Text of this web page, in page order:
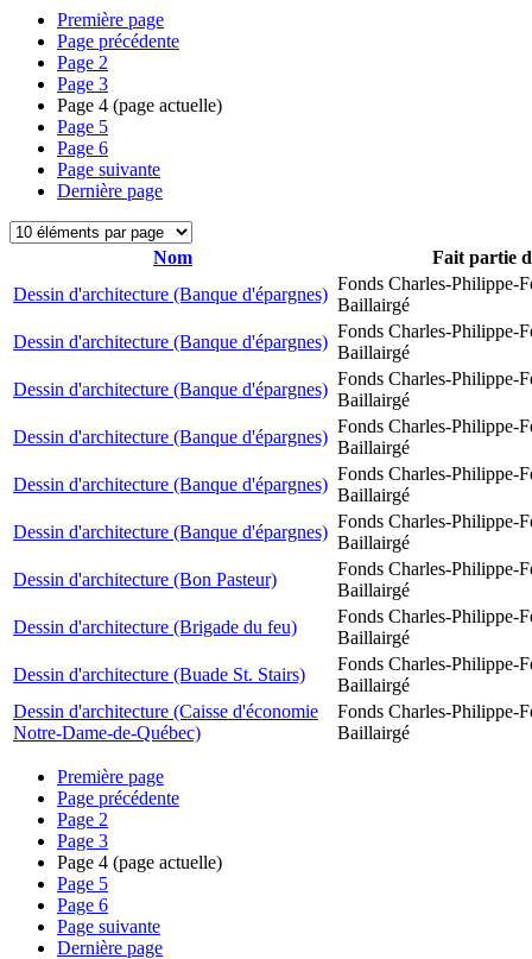
Première page
Page précédente
Page 2
Page 3
Page 4 (page actuelle)
Page 5
Page 6
Page suivante
Dernière page
Nom
Fait partie
Dessin d'architecture (Banque d'épargnes)
Fonds Charles-Philippe-
Baillairgé
Dessin d'architecture (Banque d'épargnes)
Fonds Charles-Philippe-
Baillairgé
Dessin d'architecture (Banque d'épargnes)
Fonds Charles-Philippe-
Baillairgé
Dessin d'architecture (Banque d'épargnes)
Fonds Charles-Philippe-
Baillairgé
Dessin d'architecture (Banque d'épargnes)
Fonds Charles-Philippe-
Baillairgé
Dessin d'architecture (Banque d'épargnes)
Fonds Charles-Philippe-
Baillairgé
Dessin d'architecture (Bon Pasteur)
Fonds Charles-Philippe-
Baillairgé
Dessin d'architecture (Brigade du feu)
Fonds Charles-Philippe-
Baillairgé
Dessin d'architecture (Buade St. Stairs)
Fonds Charles-Philippe-
Baillairgé
Dessin d'architecture (Caisse d'économie
Notre-Dame-de-Québec)
Fonds Charles-Philippe-
Baillairgé
Première page
Page précédente
Page 2
Page 3
Page 4 (page actuelle)
Page 5
Page 6
Page suivante
Dernière page